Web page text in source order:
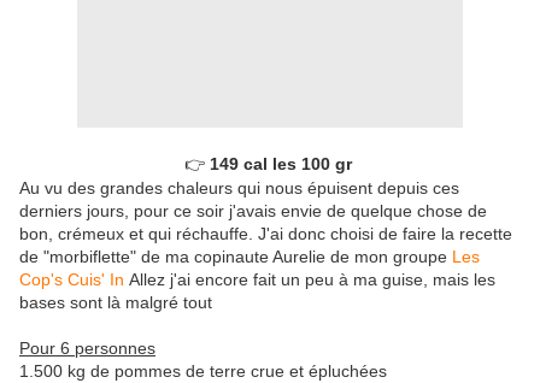
👉 149 cal les 100 gr
Au vu des grandes chaleurs qui nous épuisent depuis ces
derniers jours, pour ce soir j'avais envie de quelque chose de
bon, crémeux et qui réchauffe. J'ai donc choisi de faire la recette
de "morbiflette" de ma copinaute Aurelie de mon groupe Les
Cop's Cuis' In Allez j'ai encore fait un peu à ma guise, mais les
bases sont là malgré tout
Pour 6 personnes
1.500 kg de pommes de terre crue et épluchées